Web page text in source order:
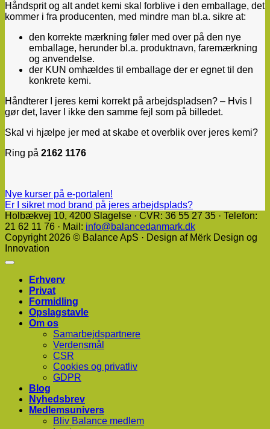
Håndsprit og alt andet kemi skal forblive i den emballage, det
kommer i fra producenten, med mindre man bl.a. sikre at:
den korrekte mærkning føler med over på den nye
emballage, herunder bl.a. produktnavn, faremærkning
og anvendelse.
der KUN omhældes til emballage der er egnet til den
konkrete kemi.
Håndterer I jeres kemi korrekt på arbejdspladsen? – Hvis I
gør det, laver I ikke den samme fejl som på billedet.
Skal vi hjælpe jer med at skabe et overblik over jeres kemi?
Ring på 2162 1176
Nye kurser på e-portalen!
Er I sikret mod brand på jeres arbejdsplads?
Holbækvej 10, ​4200 Slagelse · CVR: 36 55 27 35 · Telefon:
21 62 11 76 · Mail: info@balancedanmark.dk
Copyright 2026 © Balance ApS · Design af Mërk Design og
Innovation
Erhverv
Privat
Formidling
Opslagstavle
Om os
Samarbejdspartnere
Verdensmål
CSR
Cookies og privatliv
GDPR
Blog
Nyhedsbrev
Medlemsunivers
Bliv Balance medlem